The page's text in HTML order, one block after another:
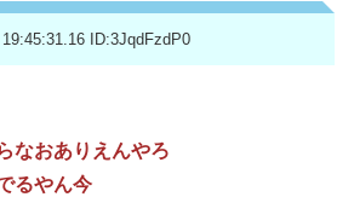
ID:3JqdFzdP0
なおありえんやろ
るやん今